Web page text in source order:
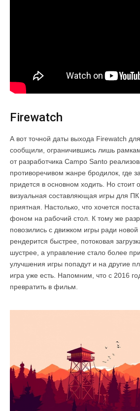
Firewatch
А вот точной даты выхода Firewatch
сообщили, ограничившись лишь
от разработчика Campo Santo
противоречивом жанре бродилок, где
придется в основном ходить. Но стоит
визуальная составляющая игры для
приятная. Настолько, что хочется
фоном на рабочий стол. К тому же
повозились с движком игры ради
рендерится быстрее, потоковая
шустрее, а управление стало более
улучшения игры попадут и на другие
игра уже есть. Напомним, что с 2016
превратить в фильм.